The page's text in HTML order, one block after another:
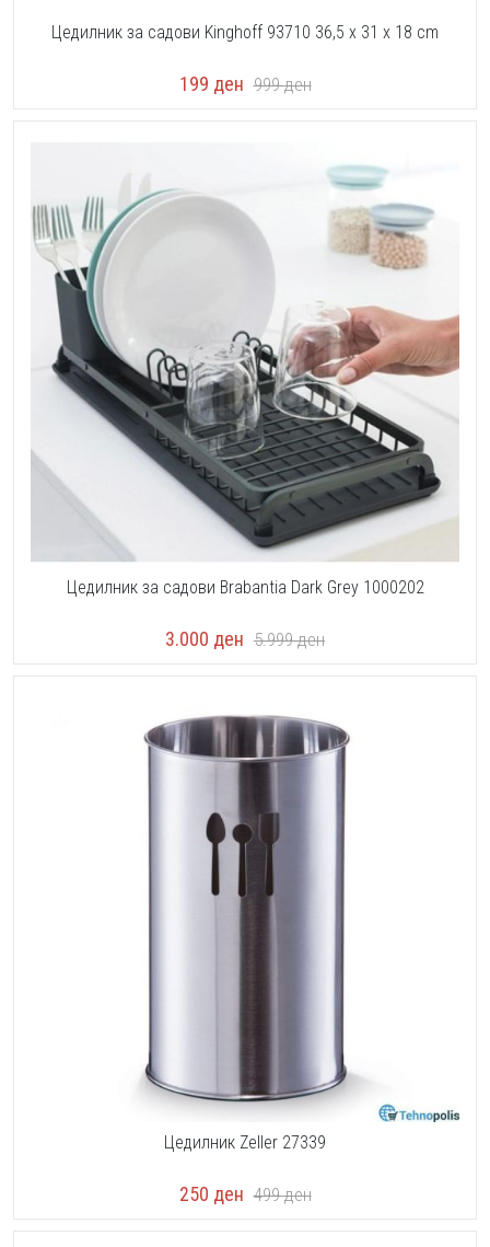
Цедилник за садови Kinghoff 93710 36,5 x 31 x 18 cm
199 ден 999ден
Цедилник за садови Brabantia Dark Grey 1000202
3.000 ден 5.999ден
Цедилник Zeller 27339
250 ден 499ден